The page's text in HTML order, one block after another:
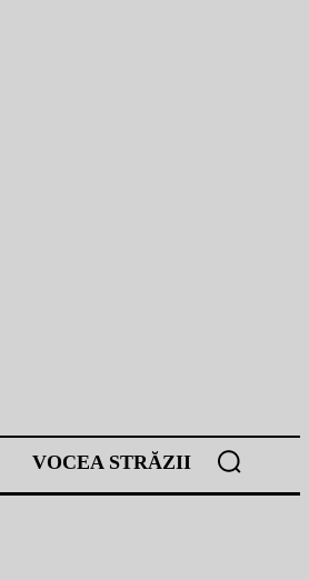
VOCEA STRĂZII